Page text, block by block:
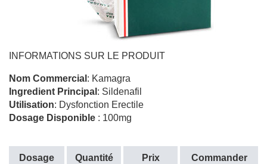
INFORMATIONS SUR LE PRODUIT
Nom Commercial : Kamagra
Ingredient Principal : Sildenafil
Utilisation: Dysfonction Erectile
Dosage Disponible : 100mg
Dosage Quantité Prix Commander